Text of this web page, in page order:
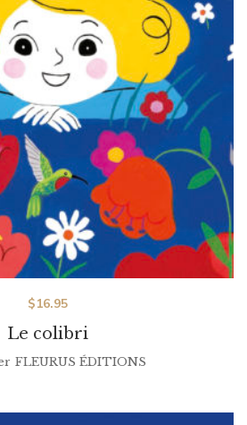
Le colibri
$16.95
FLEURUS ÉDITIONS